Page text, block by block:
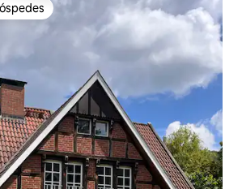
preferidos dos hóspedes